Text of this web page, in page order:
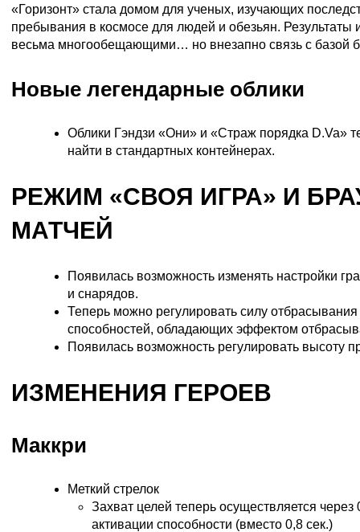
«Горизонт» стала домом для ученых, изучающих
пребывания в космосе для людей и обезьян. Результаты
весьма многообещающими… но внезапно связь с базой
Новые легендарные облики
Облики Гэндзи «Они» и «Страж порядка D.Va»
найти в стандартных контейнерах.
РЕЖИМ «СВОЯ ИГРА» И
МАТЧЕЙ
Появилась возможность изменять настройки
и снарядов.
Теперь можно регулировать силу
способностей, обладающих эффектом
Появилась возможность регулировать высоту
ИЗМЕНЕНИЯ ГЕРОЕВ
Маккри
Меткий стрелок
Захват целей теперь осуществляется через
активации способности (вместо 0,8 сек.)